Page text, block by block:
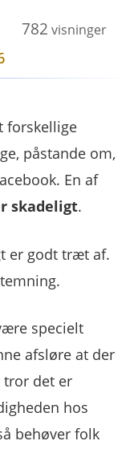
782 visninger
forskellige
påstande om,
En af
skadeligt.
er godt træt af.
specielt
afsløre at der
tror det er
hos
behøver folk